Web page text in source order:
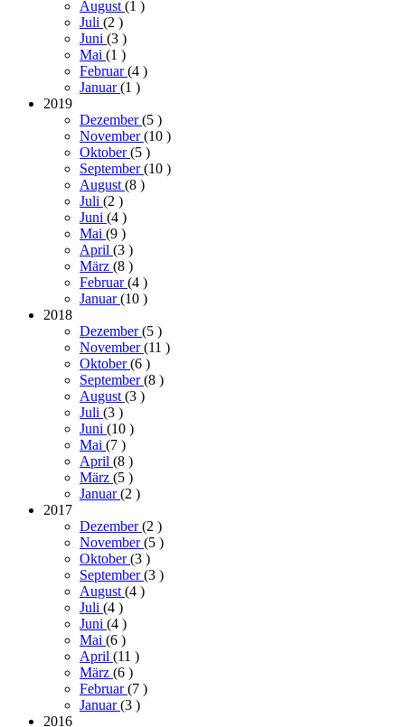
August(1 )
Juli (2 )
Juni (3 )
Mai (1 )
Februar(4 )
Januar(1 )
2019
Dezember(5 )
November(10 )
Oktober(5 )
September(10 )
August(8 )
Juli (2 )
Juni (4 )
Mai (9 )
April (3 )
März (8 )
Februar(4 )
Januar(10 )
2018
Dezember(5 )
November(11 )
Oktober(6 )
September(8 )
August(3 )
Juli (3 )
Juni (10 )
Mai (7 )
April (8 )
März (5 )
Januar(2 )
2017
Dezember(2 )
November(5 )
Oktober(3 )
September(3 )
August(4 )
Juli (4 )
Juni (4 )
Mai (6 )
April (11 )
März (6 )
Februar(7 )
Januar(3 )
2016